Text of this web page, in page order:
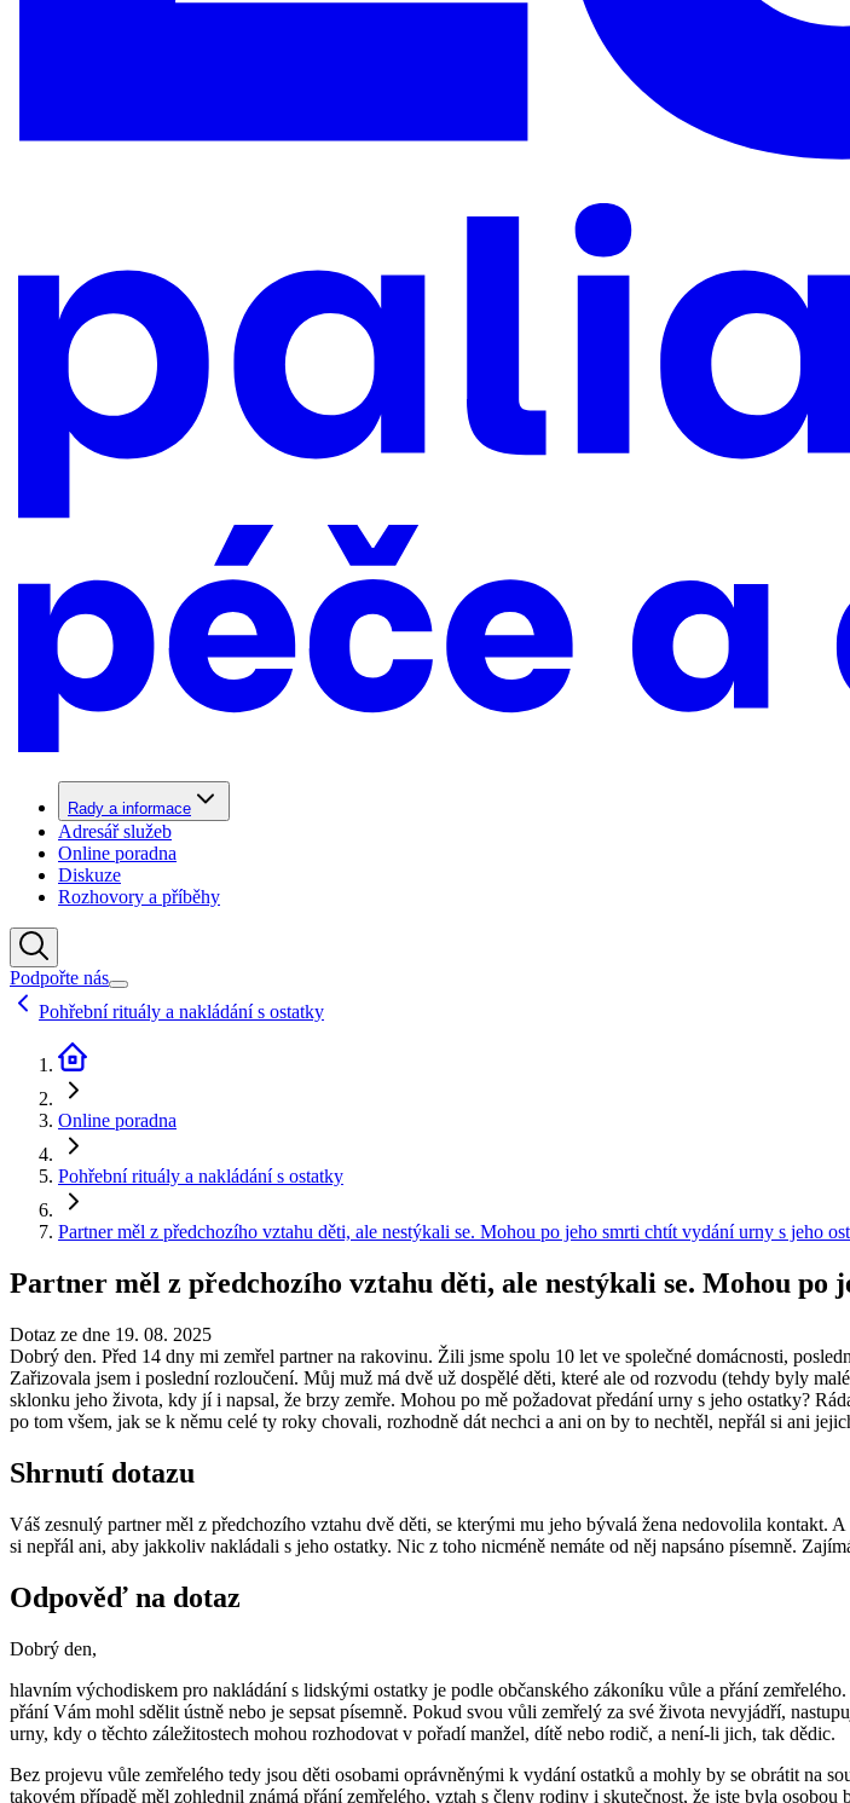
Rady a informace
Adresář služeb
Online poradna
Diskuze
Rozhovory a příběhy
Podpořte nás
Pohřební rituály a nakládání s ostatky
Online poradna
Pohřební rituály a nakládání s ostatky
Partner měl z předchozího vztahu děti, ale nestýkali se. Mohou po jeho smrti chtít vydání urny s jeho
Partner měl z předchozího vztahu děti, ale nestýkali se. Mohou
Dotaz ze dne 19. 08. 2025
Dobrý den. Před 14 dny mi zemřel partner na rakovinu. Žili jsme spolu 10 let ve společné domácnosti,
Zařizovala jsem i poslední rozloučení. Můj muž má dvě už dospělé děti, které ale od rozvodu (tehdy byly
sklonku jeho života, kdy jí i napsal, že brzy zemře. Mohou po mě požadovat předání urny s jeho ostatky?
po tom všem, jak se k němu celé ty roky chovali, rozhodně dát nechci a ani on by to nechtěl, nepřál si ani
Shrnutí dotazu
Váš zesnulý partner měl z předchozího vztahu dvě děti, se kterými mu jeho bývalá žena nedovolila kontakt.
si nepřál ani, aby jakkoliv nakládali s jeho ostatky. Nic z toho nicméně nemáte od něj napsáno písemně.
Odpověď na dotaz
Dobrý den,
hlavním východiskem pro nakládání s lidskými ostatky je podle občanského zákoníku vůle a přání
přání Vám mohl sdělit ústně nebo je sepsat písemně. Pokud svou vůli zemřelý za své života nevyjádří,
urny, kdy o těchto záležitostech mohou rozhodovat v pořadí manžel, dítě nebo rodič, a není-li jich, tak dědic.
Bez projevu vůle zemřelého tedy jsou děti osobami oprávněnými k vydání ostatků a mohly by se obrátit na
takovém případě měl zohlednil známá přání zemřelého, vztah s členy rodiny i skutečnost, že jste byla